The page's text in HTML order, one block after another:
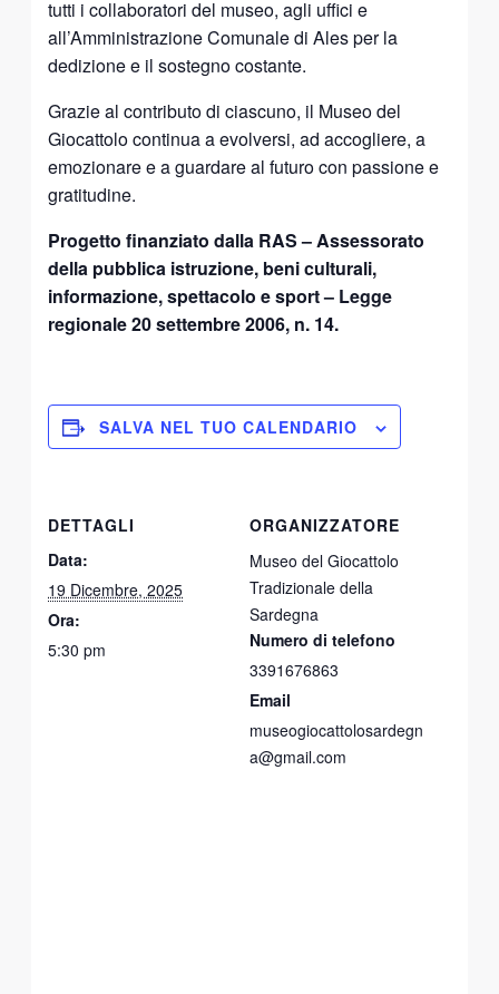
tutti i collaboratori del museo, agli uffici e
all’Amministrazione Comunale di Ales per la
dedizione e il sostegno costante.
Grazie al contributo di ciascuno, il Museo del
Giocattolo continua a evolversi, ad accogliere, a
emozionare e a guardare al futuro con passione e
gratitudine.
Progetto finanziato dalla RAS – Assessorato
della pubblica istruzione, beni culturali,
informazione, spettacolo e sport – Legge
regionale 20 settembre 2006, n. 14.
SALVA NEL TUO CALENDARIO
DETTAGLI
Data:
19 Dicembre, 2025
Ora:
5:30 pm
ORGANIZZATORE
Museo del Giocattolo
Tradizionale della
Sardegna
Numero di telefono
3391676863
Email
museogiocattolosardegn
a@gmail.com